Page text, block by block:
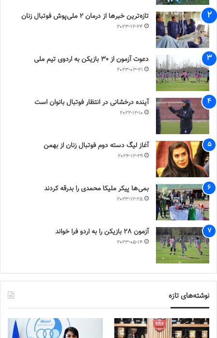
تازه‌ترین خبرها از درمان ۲ ملی‌پوش فوتبال زنان
2023-12-24
دعوت آزمون از 30 بازیکن به اردوی تیم ملی
2023-03-21
آینده درخشانی در انتظار فوتبال بانوان است
2022-12-10
آغاز لیگ دسته دوم فوتبال زنان از بهمن
2024-12-29
بمی‌ها پیکر ملیکا محمدی را بدرقه کردند
2023-12-25
آزمون 28 بازیکن را به اردو فرا خواند
2023-05-14
نوشته‌های تازه